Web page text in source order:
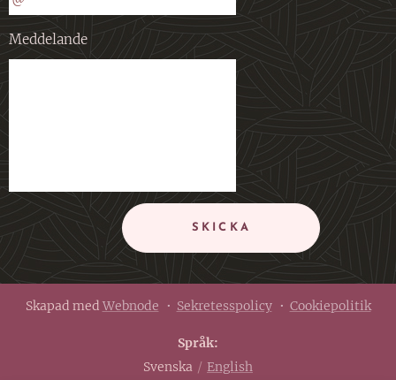
Meddelande
SKICKA
Skapad med Webnode Sekretesspolicy Cookiepolitik
Språk
Svenska
English